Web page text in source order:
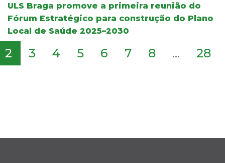
ULS Braga promove a primeira reunião do
Fórum Estratégico para construção do Plano
Local de Saúde 2025–2030
2 3 4 5 6 7 8 ... 28